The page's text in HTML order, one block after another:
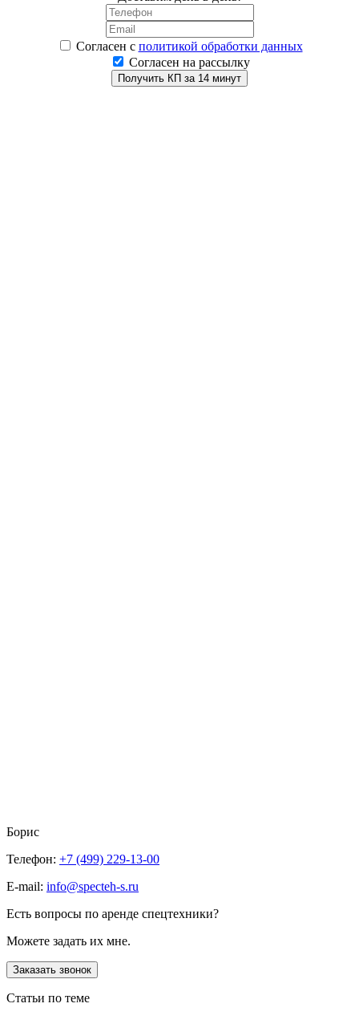
Согласен с политикой обработки данных
Согласен на рассылку
Получить КП за 14 минут
Борис
Телефон: +7 (499) 229-13-00
E-mail: info@specteh-s.ru
Есть вопросы по аренде спецтехники?
Можете задать их мне.
Заказать звонок
Статьи по теме